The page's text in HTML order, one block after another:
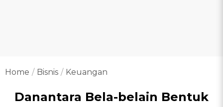
Home Bisnis Keuangan
Danantara Bela-belain Bentuk